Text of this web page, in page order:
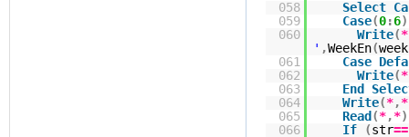
058
Select
059
Case(0:6)
060
Write(*
' ,WeekEn(week
061
Case
062
Write(*
063
End
064
Write(*,*
065
Read (*,*)
066
If (str==